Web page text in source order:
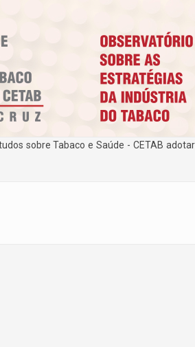
sobre Tabaco e Saúde - CETAB